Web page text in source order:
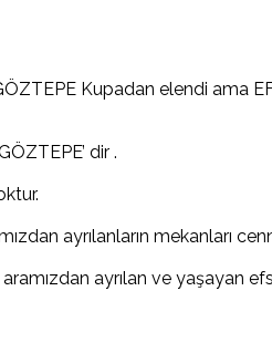
Kupadan elendi ama
dir .
ayrılanların mekanları
ayrılan ve